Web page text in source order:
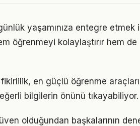
yaşamınıza entegre etmek
öğrenmeyi kolaylaştırır hem de
en güçlü öğrenme
bilgilerin önünü tıkayabiliyor.
olduğundan başkalarının